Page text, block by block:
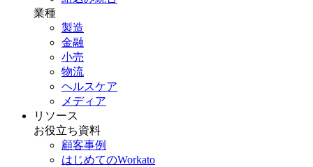
業種
製造
金融
小売
物流
ヘルスケア
メディア
リソース
お役立ち資料
顧客事例
はじめてのWorkato